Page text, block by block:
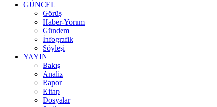
GÜNCEL
Görüş
Haber-Yorum
Gündem
İnfografik
Söyleşi
YAYIN
Bakış
Analiz
Rapor
Kitap
Dosyalar